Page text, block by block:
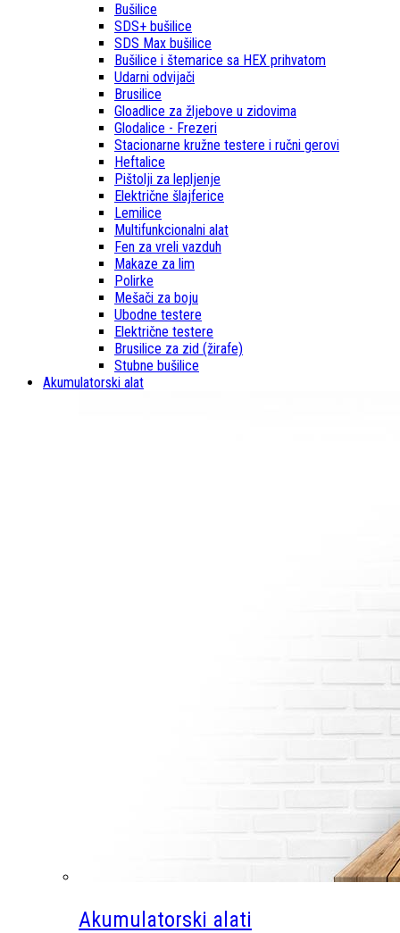
Bušilice
SDS+ bušilice
SDS Max bušilice
Bušilice i štemarice sa HEX prihvatom
Udarni odvijači
Brusilice
Gloadlice za žljebove u zidovima
Glodalice - Frezeri
Stacionarne kružne testere i ručni gerovi
Heftalice
Pištolji za lepljenje
Električne šlajferice
Lemilice
Multifunkcionalni alat
Fen za vreli vazduh
Makaze za lim
Polirke
Mešači za boju
Ubodne testere
Električne testere
Brusilice za zid (žirafe)
Stubne bušilice
Akumulatorski alat
Akumulatorski alati